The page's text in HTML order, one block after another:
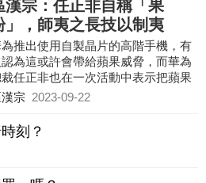
漢宗：任正非自稱「果
」，師夷之長技以制夷
推出使用自製晶片的高階手機，有
認為這或許會帶給蘋果威脅，而華為
任正非也在一次活動中表示把蘋果
「老師」、「說我是果粉也不為
宗 2023-09-22
刻？